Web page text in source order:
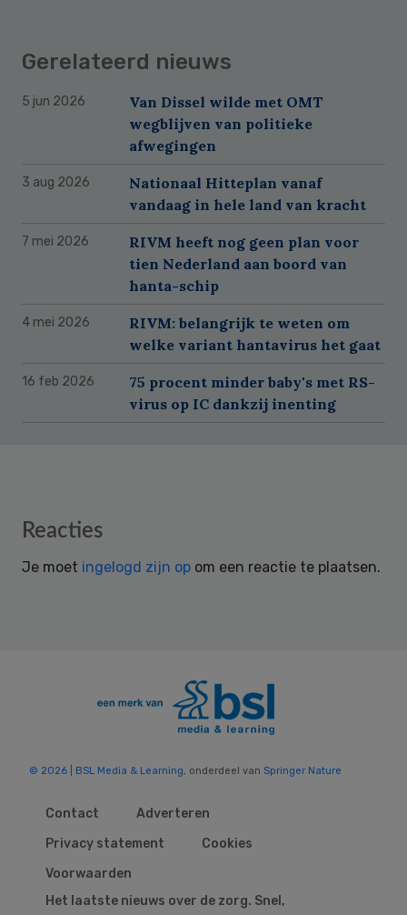
Gerelateerd nieuws
5 jun 2026
Van Dissel wilde met OMT
wegblijven van politieke
afwegingen
3 aug 2026
Nationaal Hitteplan vanaf
vandaag in hele land van kracht
7 mei 2026
RIVM heeft nog geen plan voor
tien Nederland aan boord van
hanta-schip
4 mei 2026
RIVM: belangrijk te weten om
welke variant hantavirus het gaat
16 feb 2026
75 procent minder baby's met RS-
virus op IC dankzij inenting
Reader
Reacties
Je moet ingelogd zijn op om een reactie te plaatsen.
© 2026 | BSL Media & Learning , onderdeel van Springer Nature
Contact
Adverteren
Privacy statement
Cookies
Voorwaarden
Het laatste nieuws over de zorg. Snel,